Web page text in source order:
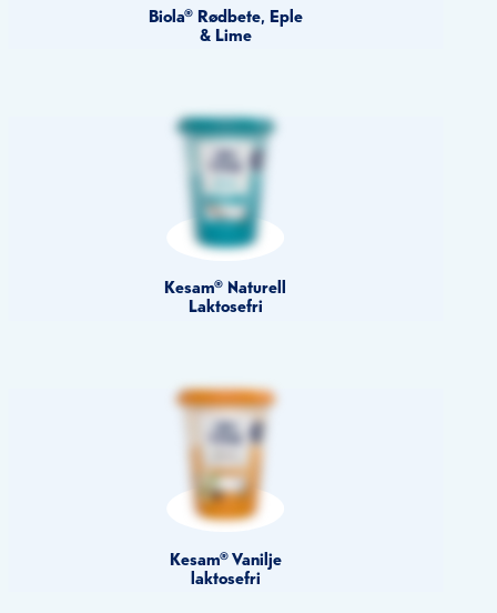
Biola® Rødbete, Eple
& Lime
Kesam® Naturell
Laktosefri
Kesam® Vanilje
laktosefri